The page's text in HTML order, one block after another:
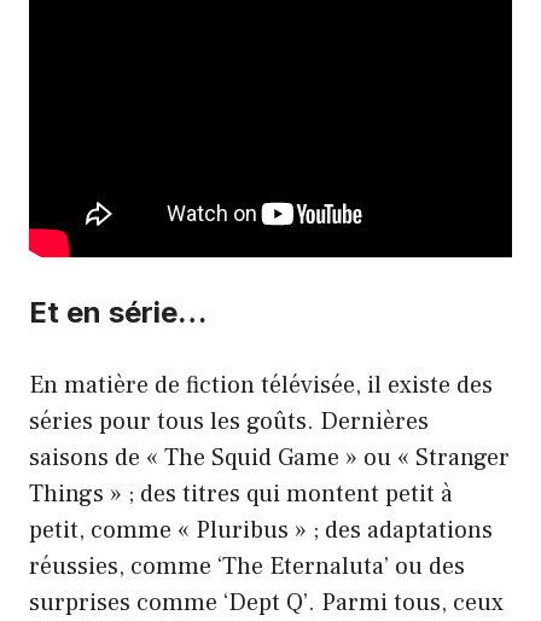
Et en série…
En matière de fiction télévisée, il existe des
séries pour tous les goûts. Dernières
saisons de « The Squid Game » ou « Stranger
Things » ; des titres qui montent petit à
petit, comme « Pluribus » ; des adaptations
réussies, comme ‘The Eternaluta’ ou des
surprises comme ‘Dept Q’. Parmi tous, ceux